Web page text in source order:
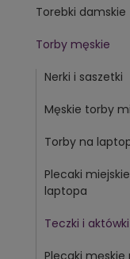
Torebki damskie
Torby męskie
Nerki i saszetki
Męskie torby
Torby na
Plecaki
laptopa
Teczki i aktówki
Plecaki męskie